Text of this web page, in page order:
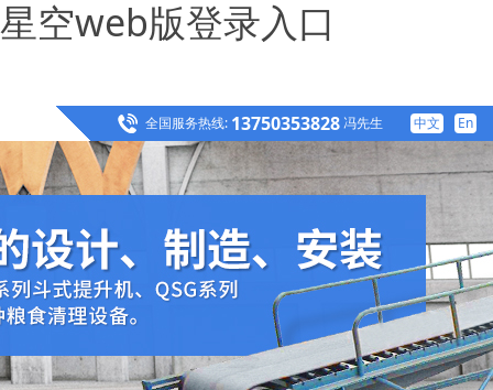
星空web版登录入口
全国服务热线: 13750353828冯先生 中文 En